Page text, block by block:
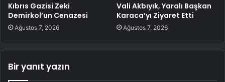
Kıbrıs Gazisi Zeki
Demirkol’un Cenazesi
Ağustos 7, 2026
Vali Akbıyık, Yaralı Başkan
Karaca’yı Ziyaret Etti
Ağustos 7, 2026
Bir yanıt yazın